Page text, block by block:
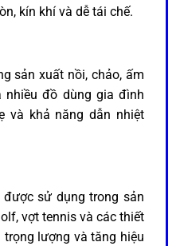
kín khí và dễ tái chế.
sản xuất nồi, chảo, ấm
nhiều đồ dùng gia đình
và khả năng dẫn nhiệt
sử dụng trong sản
vợt tennis và các thiết
lượng và tăng hiệu